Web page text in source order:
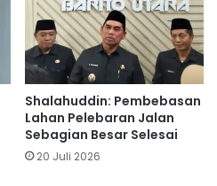
Shalahuddin: Pembebasan
Lahan Pelebaran Jalan
Sebagian Besar Selesai
20 Juli 2026